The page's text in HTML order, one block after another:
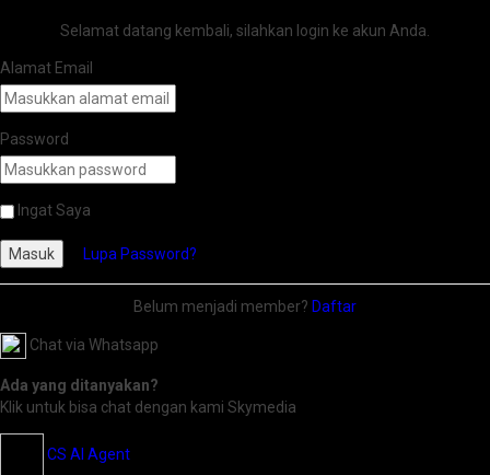
Selamat datang kembali, silahkan login ke akun Anda.
Alamat Email
Password
Ingat Saya
Masuk Lupa Password?
Belum menjadi member? Daftar
Chat via Whatsapp
Ada yang ditanyakan?
Klik untuk bisa chat dengan kami Skymedia
CS AI Agent